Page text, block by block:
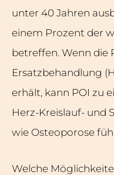
unter 40 Jahren
einem Prozent der
betreffen. Wenn die
Ersatzbehandlung
erhält, kann POI zu
Herz-Kreislauf- und
wie Osteoporose
Welche